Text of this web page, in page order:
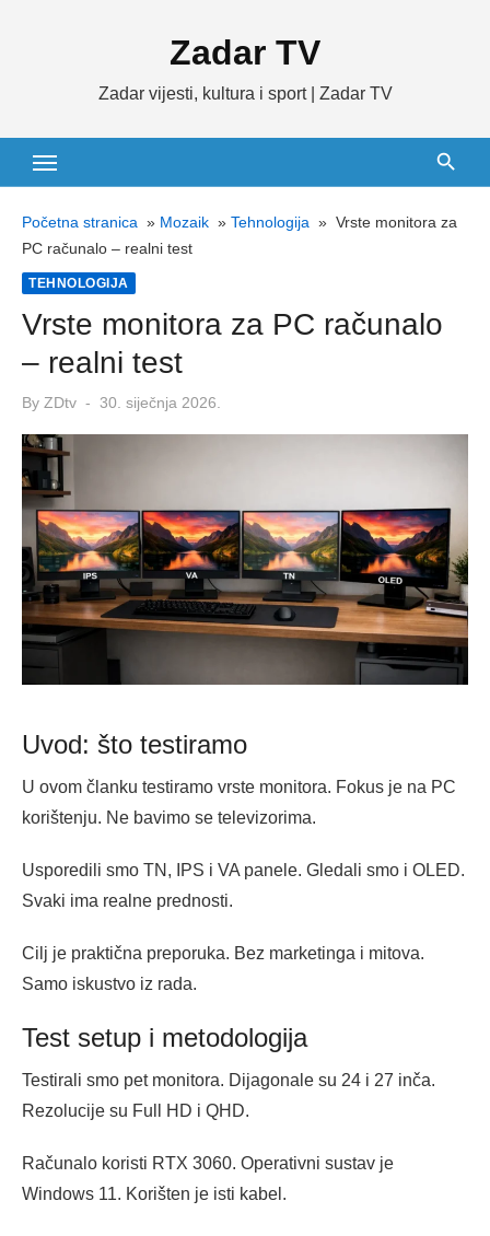
Zadar TV
Zadar vijesti, kultura i sport | Zadar TV
Početna stranica » Mozaik » Tehnologija » Vrste monitora za
PC računalo – realni test
TEHNOLOGIJA
Vrste monitora za PC računalo
– realni test
By ZDtv
Posted
30. siječnja 2026.
Uvod: što testiramo
U ovom članku testiramo vrste monitora. Fokus je na PC
korištenju. Ne bavimo se televizorima.
Usporedili smo TN, IPS i VA panele. Gledali smo i OLED.
Svaki ima realne prednosti.
Cilj je praktična preporuka. Bez marketinga i mitova.
Samo iskustvo iz rada.
Test setup i metodologija
Testirali smo pet monitora. Dijagonale su 24 i 27 inča.
Rezolucije su Full HD i QHD.
Računalo koristi RTX 3060. Operativni sustav je
Windows 11. Korišten je isti kabel.